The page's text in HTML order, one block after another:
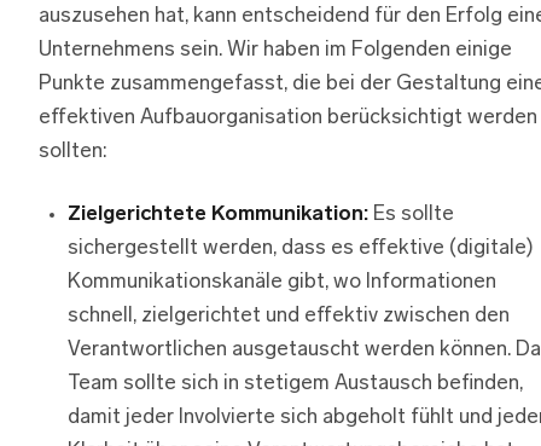
auszusehen hat, kann entscheidend für den Erfolg
Unternehmens sein. Wir haben im Folgenden einige
Punkte zusammengefasst, die bei der Gestaltung
effektiven Aufbauorganisation berücksichtigt werden
sollten:
Zielgerichtete Kommunikation: Es sollte
sichergestellt werden, dass es effektive (digitale)
Kommunikationskanäle gibt, wo Informationen
schnell, zielgerichtet und effektiv zwischen den
Verantwortlichen ausgetauscht werden können.
Team sollte sich in stetigem Austausch befinden,
damit jeder Involvierte sich abgeholt fühlt und